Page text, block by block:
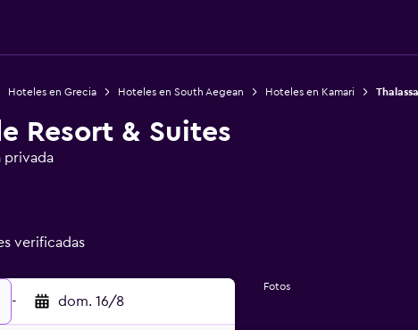
Hoteles en Grecia Hoteles en South Aegean Hoteles en Kamari
Resort & Suites
privada
verificadas
- dom. 16/8
Fotos